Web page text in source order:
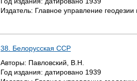
Издатель: Главное управление
38. Белорусская ССР
Авторы: Павловский, В.Н.
Год издания: датировано 1939